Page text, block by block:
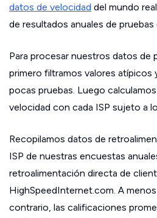
datos de velocidad del mundo
de resultados anuales de pruebas
Para procesar nuestros datos de
primero filtramos valores atípicos
pocas pruebas. Luego
velocidad con cada ISP sujeto a
Recopilamos datos de
ISP de nuestras encuestas
retroalimentación directa de
HighSpeedInternet.com. A
contrario, las calificaciones